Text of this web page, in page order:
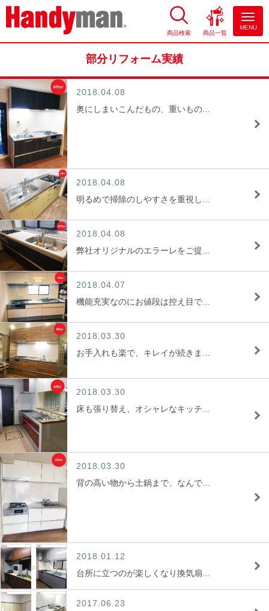
お風呂やキッチンのリフォーム
商品検索 商品一覧
MENU
部分リフォーム実績
2018.04.08
奥にしまいこんだもの、重いもの...
2018.04.08
明るめで掃除のしやすさを重視し...
2018.04.08
弊社オリジナルのエラーレをご提...
2018.04.07
機能充実なのにお値段は控え目で...
2018.03.30
お手入れも楽で、キレイが続きま...
2018.03.30
床も張り替え、オシャレなキッチ...
2018.03.30
背の高い物から土鍋まで、なんで...
2018.01.12
台所に立つのが楽しくなり換気扇...
2017.06.23